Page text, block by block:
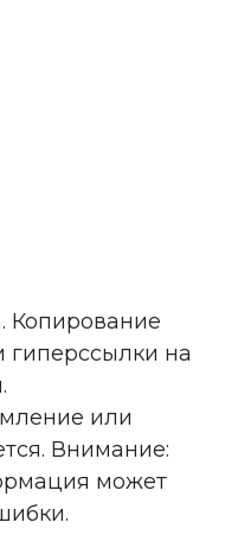
Копирование
на
или
Внимание:
может